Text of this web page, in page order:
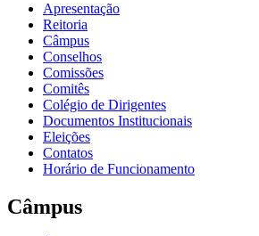
Apresentação
Reitoria
Câmpus
Conselhos
Comissões
Comitês
Colégio de Dirigentes
Documentos Institucionais
Eleições
Contatos
Horário de Funcionamento
Câmpus